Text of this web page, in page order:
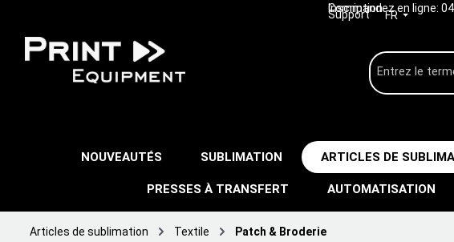
Inscription
Commandez en ligne:
Support FR
NOUVEAUTÉS SUBLIMATION ARTICLES DE
PRESSES À TRANSFERT AUTOMATISATION
Articles de sublimation Textile Patch & Broderie